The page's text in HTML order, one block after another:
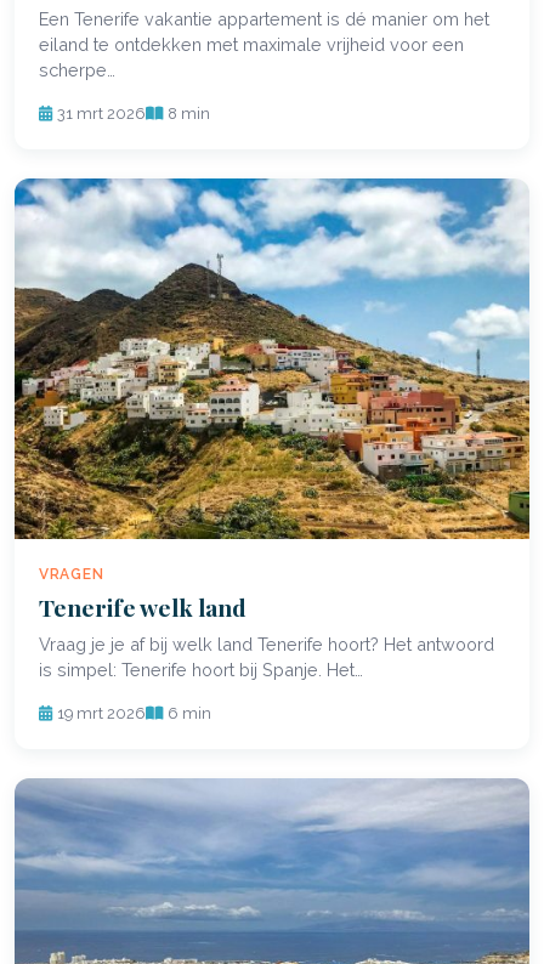
Een Tenerife vakantie appartement is dé manier om het
eiland te ontdekken met maximale vrijheid voor een
scherpe…
31 mrt 2026 8 min
VRAGEN
Tenerife welk land
Vraag je je af bij welk land Tenerife hoort? Het antwoord
is simpel: Tenerife hoort bij Spanje. Het…
19 mrt 2026 6 min